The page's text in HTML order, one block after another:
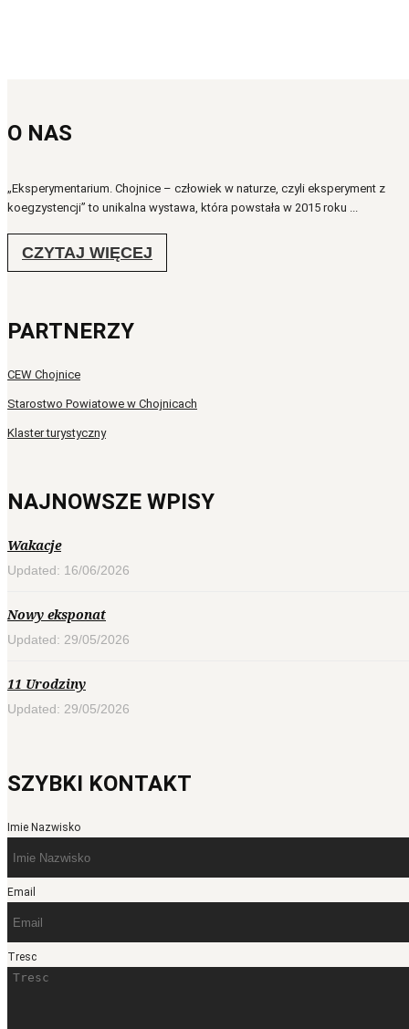
O NAS
„Eksperymentarium. Chojnice – człowiek w naturze, czyli eksperyment z
koegzystencji” to unikalna wystawa, która powstała w 2015 roku ...
CZYTAJ WIĘCEJ
PARTNERZY
CEW Chojnice
Starostwo Powiatowe w Chojnicach
Klaster turystyczny
NAJNOWSZE WPISY
Wakacje
Updated: 16/06/2026
Nowy eksponat
Updated: 29/05/2026
11 Urodziny
Updated: 29/05/2026
SZYBKI KONTAKT
Imie Nazwisko
Email
Tresc